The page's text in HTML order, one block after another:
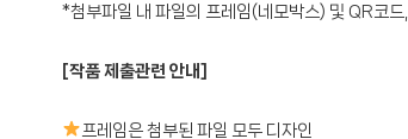
*첨부파일 내 파일의 프레임(네모박스) 및 QR코
[작품 제출관련 안내]
프레임은 첨부된 파일 모두 디자인